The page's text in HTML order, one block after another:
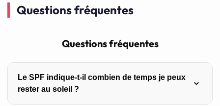
Questions fréquentes
Questions fréquentes
Le SPF indique-t-il combien de temps je peux
rester au soleil ?